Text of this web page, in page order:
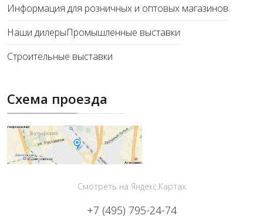
Информация для розничных и оптовых магазинов
Наши дилерыПромышленные выставки
Строительные выставки
Схема проезда
Смотреть на Яндекс.Картах
+7 (495) 795-24-74